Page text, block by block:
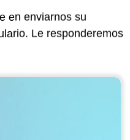
en enviarnos su
Le responderemos